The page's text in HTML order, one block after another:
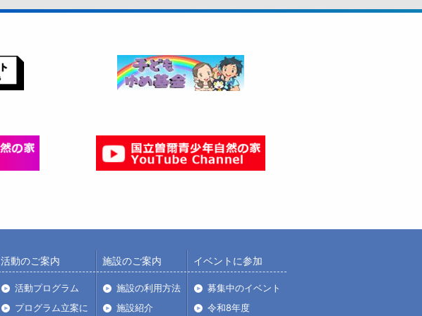
活動のご案内
活動プログラム
プログラム立案に
施設のご案内
施設の利用方法
施設紹介
イベントに参加
募集中のイベント
令和8年度